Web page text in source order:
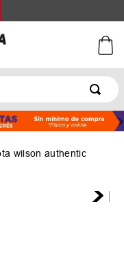
wilson authentic